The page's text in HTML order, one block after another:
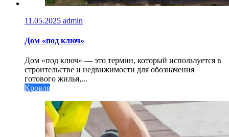
11.05.2025 admin
Дом «под ключ»
Дом «под ключ» — это термин, который используется в
строительстве и недвижимости для обозначения
готового жилья,...
Кровля